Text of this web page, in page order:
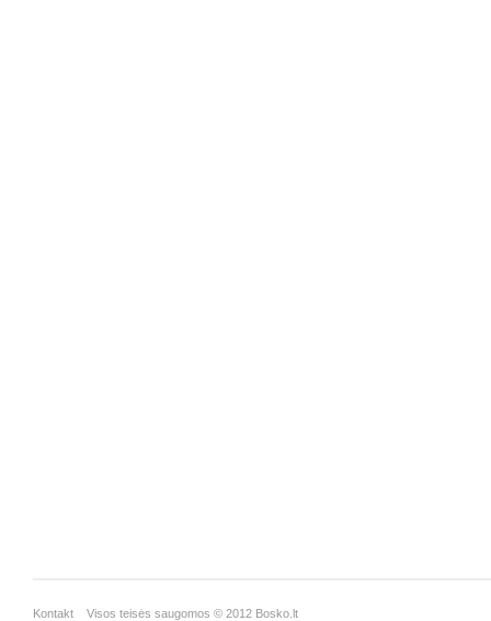
Kontakt Visos teisės saugomos © 2012 Bosko.lt